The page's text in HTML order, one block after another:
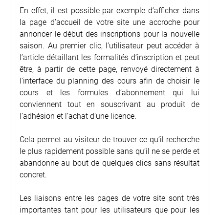
En effet, il est possible par exemple d’afficher dans
la page d’accueil de votre site une accroche pour
annoncer le début des inscriptions pour la nouvelle
saison. Au premier clic, l’utilisateur peut accéder à
l’article détaillant les formalités d’inscription et peut
être, à partir de cette page, renvoyé directement à
l’interface du planning des cours afin de choisir le
cours et les formules d’abonnement qui lui
conviennent tout en souscrivant au produit de
l’adhésion et l’achat d’une licence.
Cela permet au visiteur de trouver ce qu’il recherche
le plus rapidement possible sans qu’il ne se perde et
abandonne au bout de quelques clics sans résultat
concret.
Les liaisons entre les pages de votre site sont très
importantes tant pour les utilisateurs que pour les